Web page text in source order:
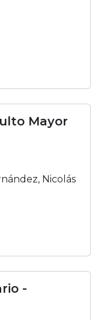
Mayor
Nicolás
-